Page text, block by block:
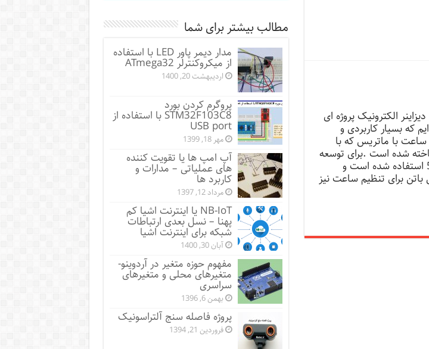
الکترونیک پروژه ای
که بسیار کاربردی و
با ماتریس که با
مگا8 ساخته شده است .برای توسعه
خروجی ها از لچ 573 استفاده شده است و
برای تنظیم ساعت نیز
مطالب بیشتر برای شما
مدار دیمر پاور LED با استفاده
از میکروکنترلر ATmega32
اردیبهشت 20, 1400
پروگرم کردن بورد
STM32F103C8 با استفاده از
USB port
مهر 18, 1399
آپ امپ ها یا تقویت کننده
های عملیاتی – مدارات و
کاربرد ها
مرداد 12, 1397
NB-IoT یا اینترنت اشیا کم
پهنا – نسل بعدی ارتباطات
شبکه برای اینترنت اشیا
آبان 30, 1400
مفهوم حوزه متغیر در آردوینو-
متغیرهای محلی و متغیرهای
سراسری
بهمن 6, 1396
پروژه فاصله سنج آلتراسونیک
فروردین 21, 1394